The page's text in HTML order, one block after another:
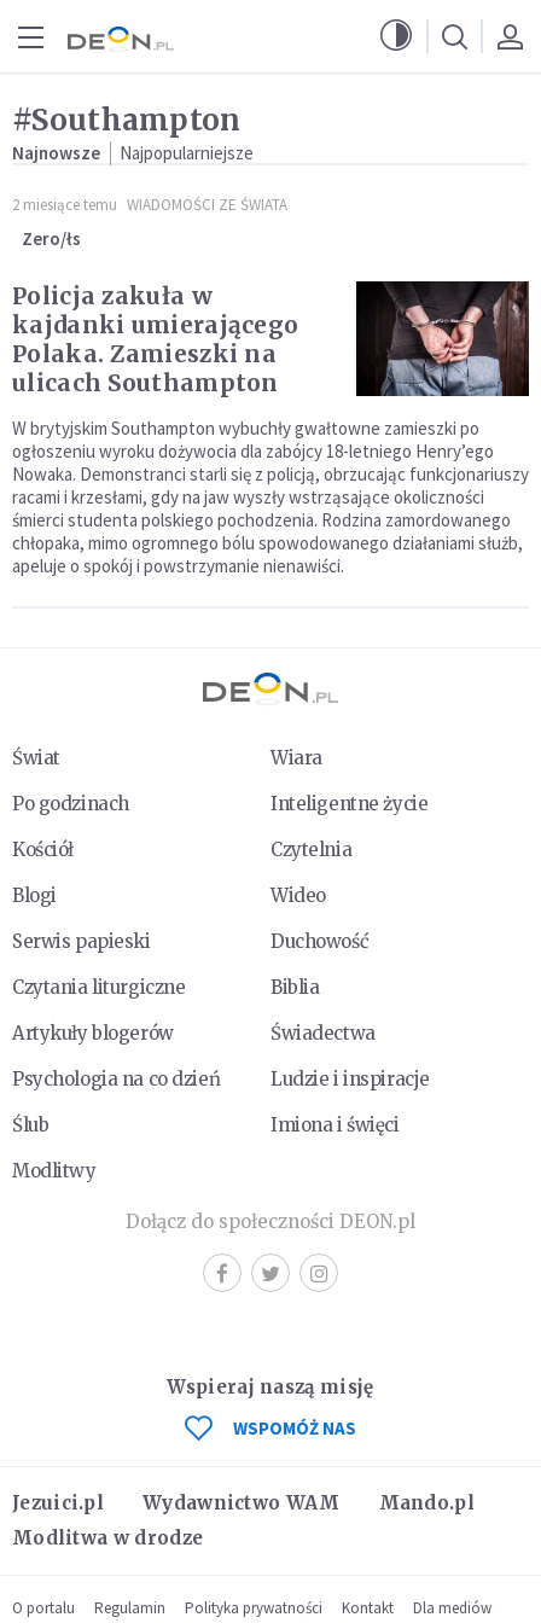
#Southampton
Najnowsze Najpopularniejsze
2 miesiące temu WIADOMOŚCI ZE ŚWIATA
Zero/łs
Policja zakuła w
kajdanki umierającego
Polaka. Zamieszki na
ulicach Southampton
W brytyjskim Southampton wybuchły gwałtowne zamieszki po
ogłoszeniu wyroku dożywocia dla zabójcy 18-letniego Henry’ego
Nowaka. Demonstranci starli się z policją, obrzucając funkcjonariuszy
racami i krzesłami, gdy na jaw wyszły wstrząsające okoliczności
śmierci studenta polskiego pochodzenia. Rodzina zamordowanego
chłopaka, mimo ogromnego bólu spowodowanego działaniami służb,
apeluje o spokój i powstrzymanie nienawiści.
Świat
Wiara
Po godzinach
Inteligentne życie
Kościół
Czytelnia
Blogi
Wideo
Serwis papieski
Duchowość
Czytania liturgiczne
Biblia
Artykuły blogerów
Świadectwa
Psychologia na co dzień
Ludzie i inspiracje
Ślub
Imiona i święci
Modlitwy
Dołącz do społeczności DEON.pl
Jezuici.pl Wydawnictwo WAM
Mando.pl
Modlitwa w drodze
Wspieraj naszą misję
WSPOMÓŻ NAS
O portalu Regulamin Polityka prywatności Kontakt Dla mediów